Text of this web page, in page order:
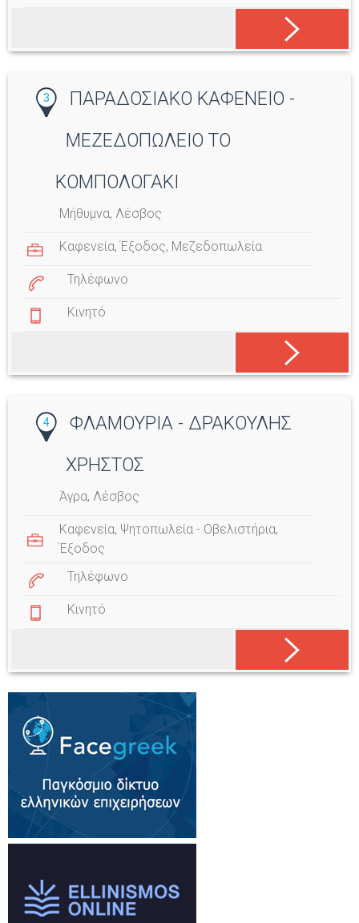
3
ΠΑΡΑΔΟΣΙΑΚΟ ΚΑΦΕΝΕΙΟ -
ΜΕΖΕΔΟΠΩΛΕΙΟ ΤΟ
ΚΟΜΠΟΛΟΓΑΚΙ
Μήθυμνα, Λέσβος
Καφενεία,Έξοδος, Μεζεδοπωλεία
Τηλέφωνο
Κινητό
4
ΦΛΑΜΟΥΡΙΑ - ΔΡΑΚΟΥΛΗΣ
ΧΡΗΣΤΟΣ
Άγρα, Λέσβος
Καφενεία, Ψητοπωλεία - Οβελιστήρια,
Έξοδος
Τηλέφωνο
Κινητό